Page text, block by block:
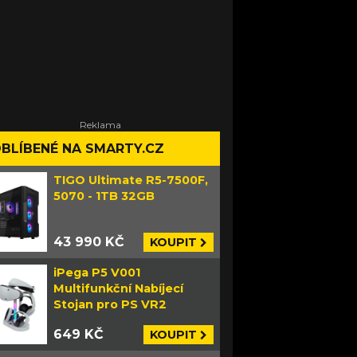
NA SMARTY.CZ
TIGO Ultimate R5-7500F,
5070 - 1TB 32GB
43 990 KČ KOUPIT
iPega P5 V001
Multifunkční Nabíjecí
Stojan pro PS VR2
649 KČ KOUPIT